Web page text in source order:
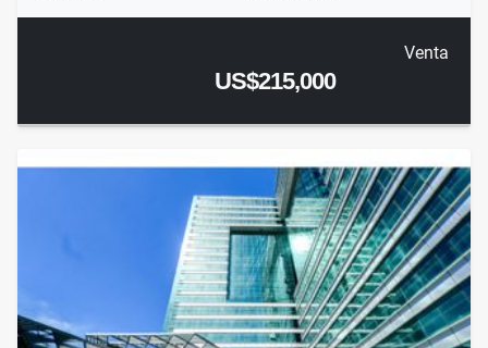
Venta
US$215,000